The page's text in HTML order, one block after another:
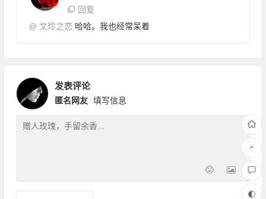
回复
@ 文珍之恋 哈哈。我也经常呆着
发表评论
匿名网友 填写信息